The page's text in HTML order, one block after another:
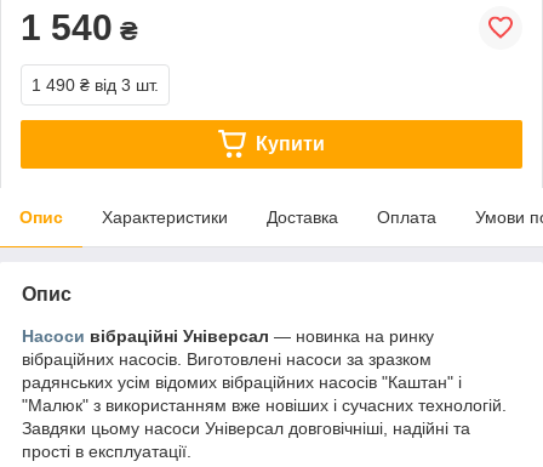
1 540 ₴
1 490 ₴ від 3 шт.
Купити
Опис Характеристики Доставка Оплата Умови
Опис
Насоси вібраційні Універсал — новинка на ринку
вібраційних насосів. Виготовлені насоси за зразком
радянських усім відомих вібраційних насосів "Каштан" і
"Малюк" з використанням вже новіших і сучасних технологій.
Завдяки цьому насоси Універсал довговічніші, надійні та
прості в експлуатації.